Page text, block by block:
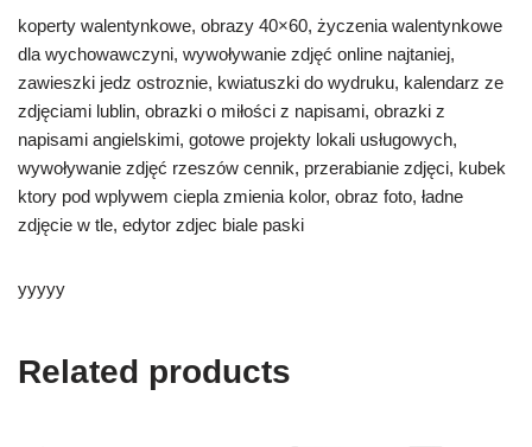
koperty walentynkowe, obrazy 40×60, życzenia walentynkowe
dla wychowawczyni, wywoływanie zdjęć online najtaniej,
zawieszki jedz ostroznie, kwiatuszki do wydruku, kalendarz ze
zdjęciami lublin, obrazki o miłości z napisami, obrazki z
napisami angielskimi, gotowe projekty lokali usługowych,
wywoływanie zdjęć rzeszów cennik, przerabianie zdjęci, kubek
ktory pod wplywem ciepla zmienia kolor, obraz foto, ładne
zdjęcie w tle, edytor zdjec biale paski
yyyyy
Related products